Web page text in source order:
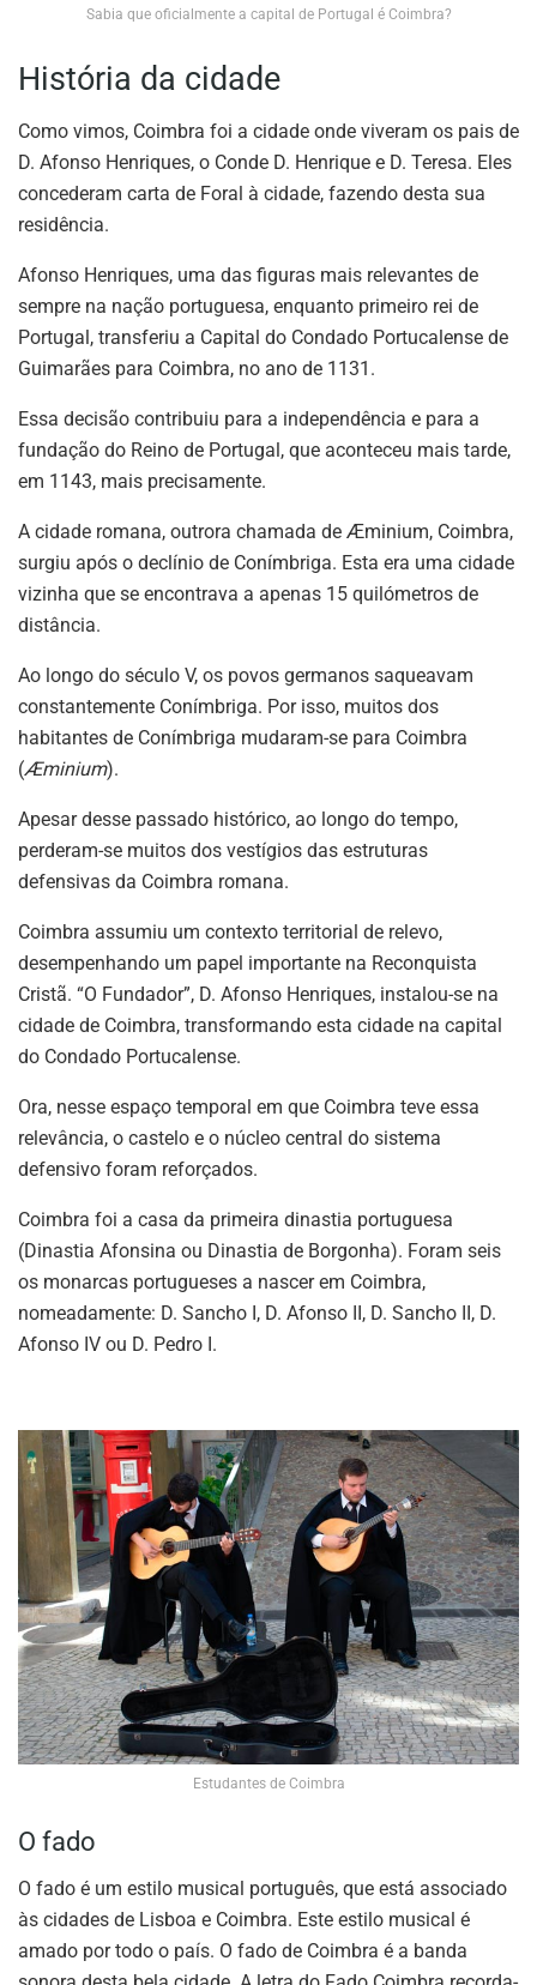
Sabia que oficialmente a capital de Portugal é Coimbra?
História da cidade
Como vimos, Coimbra foi a cidade onde viveram os pais de
D. Afonso Henriques, o Conde D. Henrique e D. Teresa. Eles
concederam carta de Foral à cidade, fazendo desta sua
residência.
Afonso Henriques, uma das figuras mais relevantes de
sempre na nação portuguesa, enquanto primeiro rei de
Portugal, transferiu a Capital do Condado Portucalense de
Guimarães para Coimbra, no ano de 1131.
Essa decisão contribuiu para a independência e para a
fundação do Reino de Portugal, que aconteceu mais tarde,
em 1143, mais precisamente.
A cidade romana, outrora chamada de Æminium, Coimbra,
surgiu após o declínio de Conímbriga. Esta era uma cidade
vizinha que se encontrava a apenas 15 quilómetros de
distância.
Ao longo do século V, os povos germanos saqueavam
constantemente Conímbriga. Por isso, muitos dos
habitantes de Conímbriga mudaram-se para Coimbra
(Æminium).
Apesar desse passado histórico, ao longo do tempo,
perderam-se muitos dos vestígios das estruturas
defensivas da Coimbra romana.
Coimbra assumiu um contexto territorial de relevo,
desempenhando um papel importante na Reconquista
Cristã. “O Fundador”, D. Afonso Henriques, instalou-se na
cidade de Coimbra, transformando esta cidade na capital
do Condado Portucalense.
Ora, nesse espaço temporal em que Coimbra teve essa
relevância, o castelo e o núcleo central do sistema
defensivo foram reforçados.
Coimbra foi a casa da primeira dinastia portuguesa
(Dinastia Afonsina ou Dinastia de Borgonha). Foram seis
os monarcas portugueses a nascer em Coimbra,
nomeadamente: D. Sancho I, D. Afonso II, D. Sancho II, D.
Afonso IV ou D. Pedro I.
Estudantes de Coimbra
O fado
O fado é um estilo musical português, que está associado
às cidades de Lisboa e Coimbra. Este estilo musical é
amado por todo o país. O fado de Coimbra é a banda